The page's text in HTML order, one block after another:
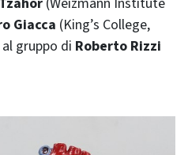
Giacca (King’s College,
gruppo di Roberto Rizzi